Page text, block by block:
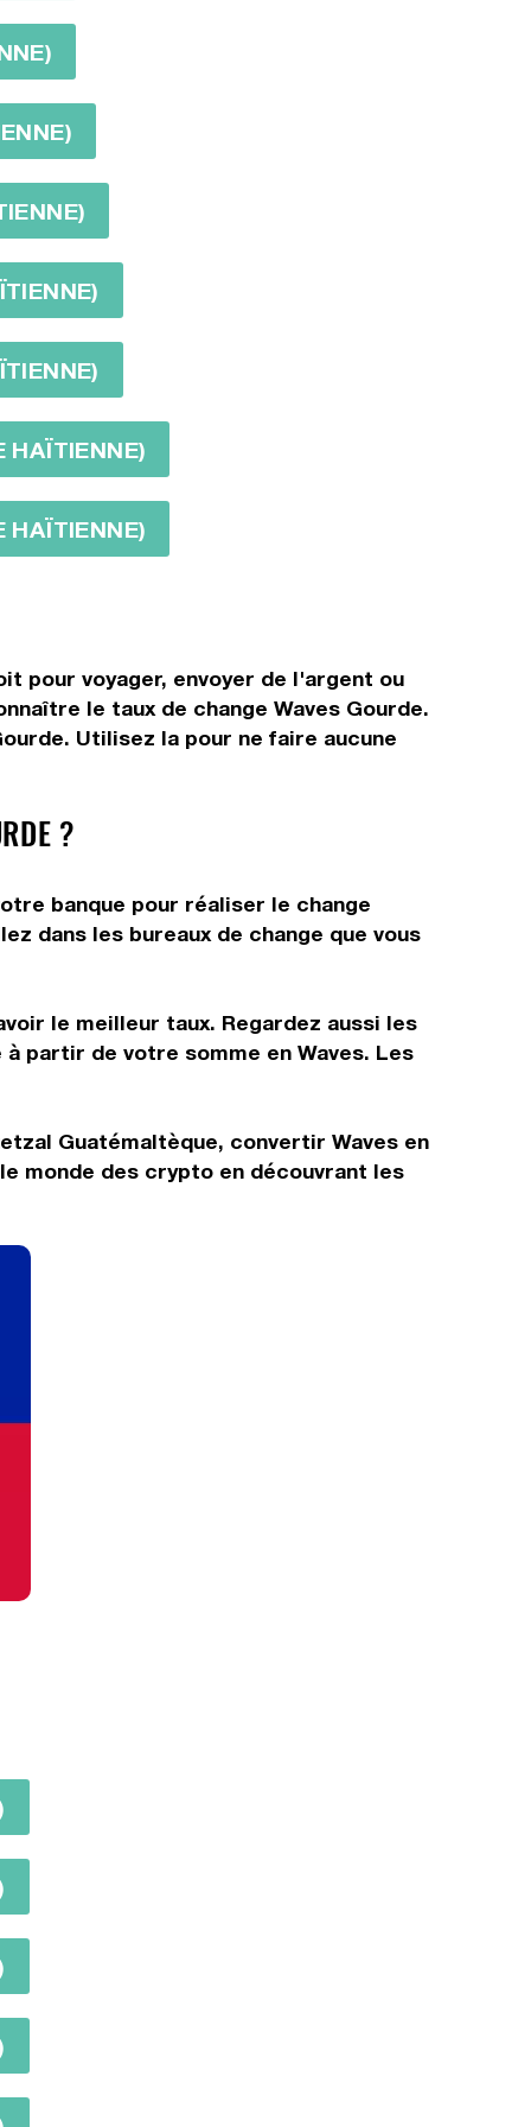
HAÏTIENNE)
HAÏTIENNE)
pour voyager, envoyer de l'argent ou
le taux de change Waves Gourde.
Utilisez la pour ne faire aucune
?
banque pour réaliser le change
dans les bureaux de change que vous
le meilleur taux. Regardez aussi les
partir de votre somme en Waves. Les
Guatémaltèque, convertir Waves en
monde des crypto en découvrant les